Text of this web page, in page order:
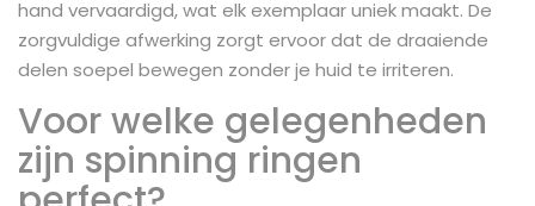
hand vervaardigd, wat elk exemplaar uniek maakt. De
zorgvuldige afwerking zorgt ervoor dat de draaiende
delen soepel bewegen zonder je huid te irriteren.
Voor welke gelegenheden
zijn spinning ringen